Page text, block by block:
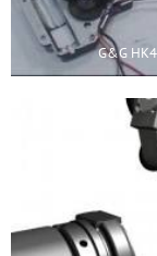
G&G